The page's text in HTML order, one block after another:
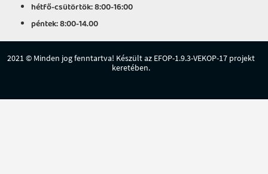
hétfő-csütörtök: 8:00-16:00
péntek: 8:00-14.00
2021 © Minden jog fenntartva! Készült az EFOP-1.9.3-VEKOP-17 projekt
keretében.